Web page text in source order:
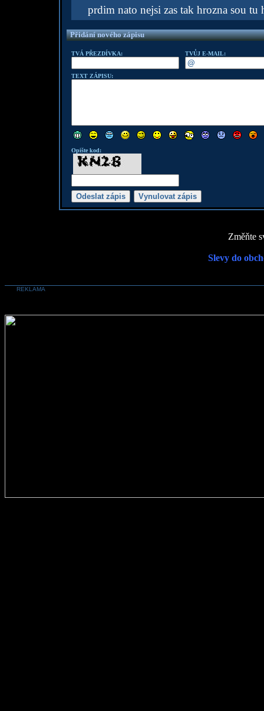
prdim nato nejsi zas tak hrozna sou tu
Přidání nového zápisu
TVÁ PŘEZDÍVKA: TVŮJ E-MAIL:
TEXT ZÁPISU:
Opište kod:
Změňte
Slevy do
REKLAMA